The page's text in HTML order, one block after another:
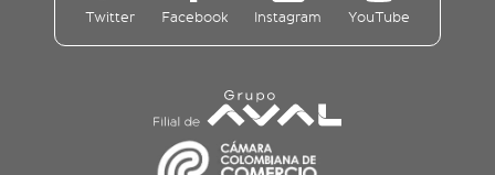
Twitter Facebook Instagram YouTube